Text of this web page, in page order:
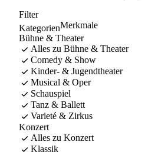
Filter
KategorienMerkmale
Bühne & Theater
Alles zu Bühne & Theater
Comedy & Show
Kinder- & Jugendtheater
Musical & Oper
Schauspiel
Tanz & Ballett
Varieté & Zirkus
Konzert
Alles zu Konzert
Klassik